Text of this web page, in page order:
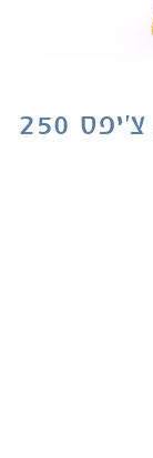
פאפאס ארגנטה – מקלות צ'יפס 250